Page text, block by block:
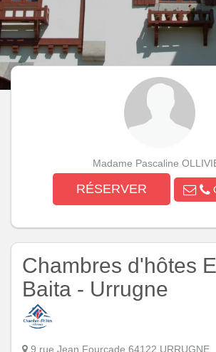
Madame Pascaline
RÉSERVER
Chambres d'hôtes
Baita - Urrugne
9 rue Jean Fourcade 64122 URRUGNE